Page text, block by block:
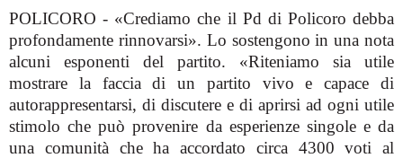
POLICORO - «Crediamo che il Pd di Policoro debba
profondamente rinnovarsi». Lo sostengono in una nota
alcuni esponenti del partito. «Riteniamo sia utile
mostrare la faccia di un partito vivo e capace di
autorappresentarsi, di discutere e di aprirsi ad ogni utile
stimolo che può provenire da esperienze singole e da
una comunità che ha accordato circa 4300 voti al